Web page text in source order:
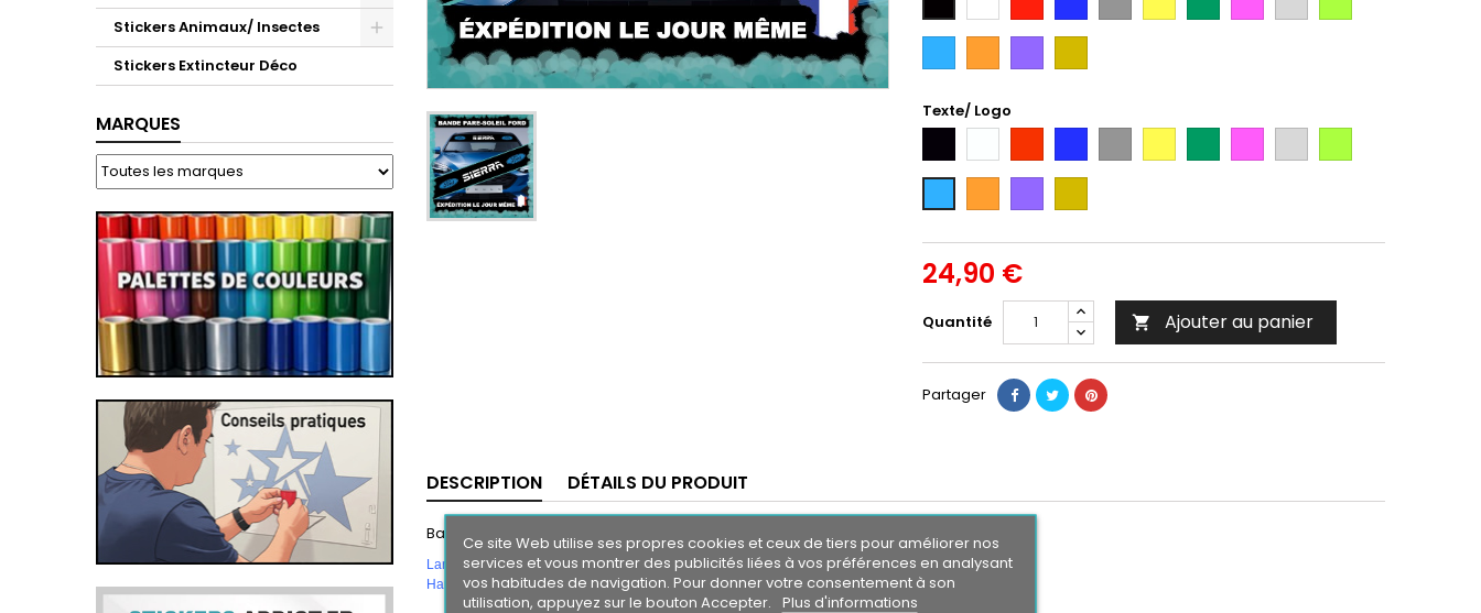
Stickers Animaux/ Insectes
Stickers Extincteur Déco
MARQUES
ArgentCitron
Intense
Texte/ Logo
ArgentCitron
Intense
24,90 €
Quantité  Ajouter au panier
Partager
DESCRIPTION DÉTAILS DU PRODUIT
Bande pare-soleil FORD SIERRA
Largeur 1m30
Hauteur 20 cm
Ce site Web utilise ses propres cookies et ceux de tiers pour améliorer nos
services et vous montrer des publicités liées à vos préférences en analysant
vos habitudes de navigation. Pour donner votre consentement à son
utilisation, appuyez sur le bouton Accepter. Plus d'informations